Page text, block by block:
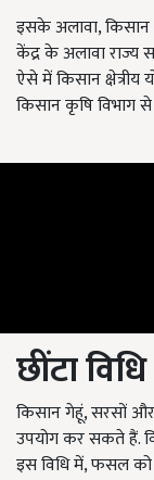
इसके अलावा,
केंद्र के अलावा राज्य
ऐसे में किसान
किसान कृषि विभाग
छींटा
किसान गेहूं, सरसों
उपयोग कर सकते हैं.
इस विधि में, फसल को